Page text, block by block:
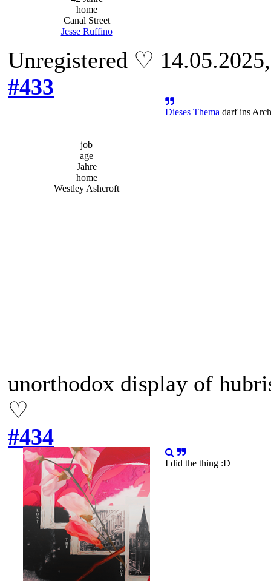
home
Canal Street
Jesse Ruffino
Unregistered ♡
#433
job
age
Jahre
home
Westley Ashcroft
Dieses Thema darf ins
unorthodox display of
♡
#434
I did the thing :D